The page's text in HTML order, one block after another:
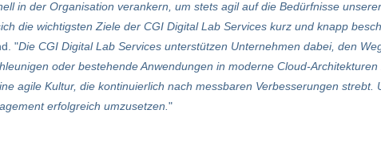
in der Organisation verankern, um stets agil auf die Bedürfnisse
die wichtigsten Ziele der CGI Digital Lab Services kurz und knapp
"Die CGI Digital Lab Services unterstützen Unternehmen dabei, den
oder bestehende Anwendungen in moderne Cloud-
agile Kultur, die kontinuierlich nach messbaren Verbesserungen strebt.
erfolgreich umzusetzen. "